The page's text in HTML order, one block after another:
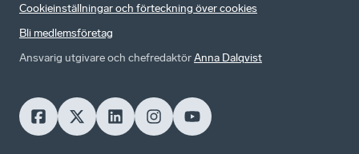
Cookieinställningar och förteckning över cookies
Bli medlemsföretag
Ansvarig utgivare och chefredaktörAnna Dalqvist